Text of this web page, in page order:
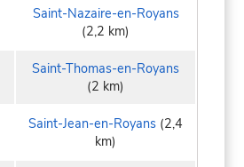
Saint-Nazaire-en-Royans
(2,2 km)
Saint-Thomas-en-Royans
(2 km)
Saint-Jean-en-Royans (2,4
km)